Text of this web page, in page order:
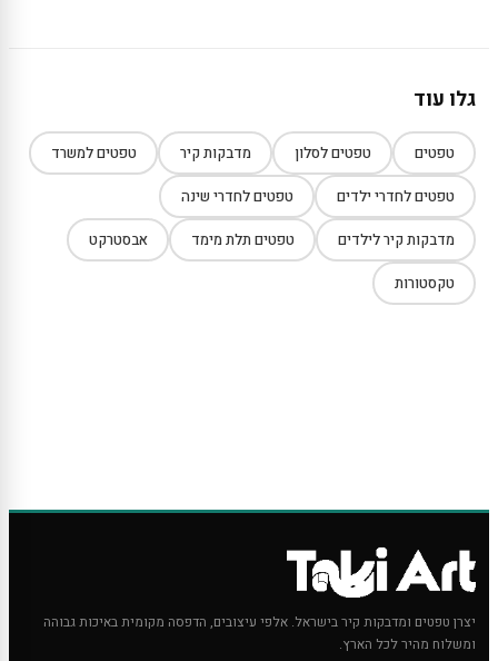
גלו עוד
טפטים טפטים לסלון מדבקות קיר טפטים למשרד
טפטים לחדרי ילדים טפטים לחדרי שינה
מדבקות קיר לילדים טפטים תלת מימד אבסטרקט
טקסטורות
יצרן טפטים ומדבקות קיר בישראל. אלפי עיצובים, הדפסה מקומית באיכות גבוהה
ומשלוח מהיר לכל הארץ.